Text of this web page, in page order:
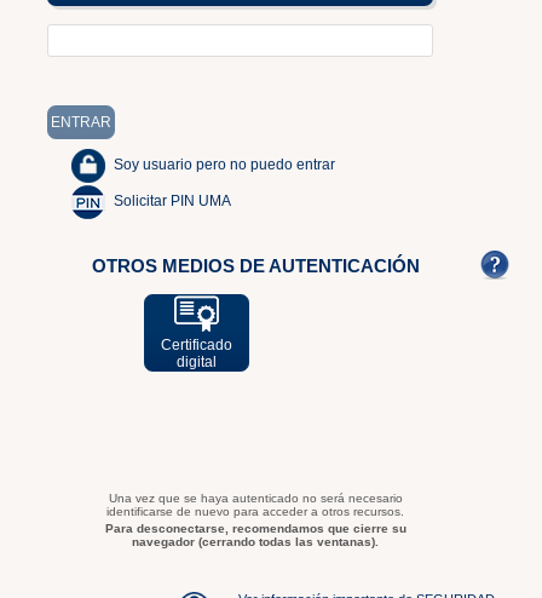
Soy usuario pero no puedo entrar
Solicitar PIN UMA
OTROS MEDIOS DE AUTENTICACIÓN
Certificado
digital
Una vez que se haya autenticado no será necesario
identificarse de nuevo para acceder a otros recursos.
Para desconectarse, recomendamos que cierre su
navegador (cerrando todas las ventanas).